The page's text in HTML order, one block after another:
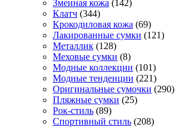
Змеиная кожа (142)
Клатч (344)
Крокодиловая кожа (69)
Лакированные сумки (121)
Металлик (128)
Меховые сумки (8)
Модные коллекции (101)
Модные тенденции (221)
Оригинальные сумочки (290)
Пляжные сумки (25)
Рок-стиль (89)
Спортивный стиль (208)